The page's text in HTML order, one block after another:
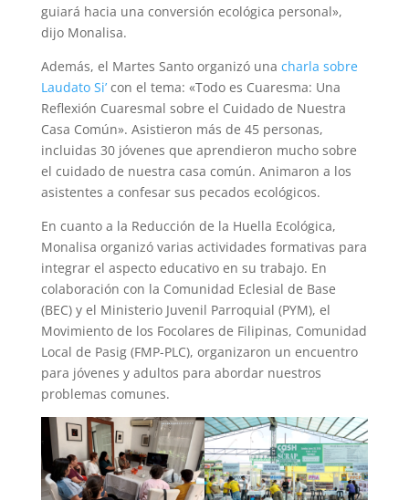
guiará hacia una conversión ecológica personal»,
dijo Monalisa.
Además, el Martes Santo organizó una charla sobre
Laudato Si’con el tema: «Todo es Cuaresma: Una
Reflexión Cuaresmal sobre el Cuidado de Nuestra
Casa Común». Asistieron más de 45 personas,
incluidas 30 jóvenes que aprendieron mucho sobre
el cuidado de nuestra casa común. Animaron a los
asistentes a confesar sus pecados ecológicos.
En cuanto a la Reducción de la Huella Ecológica,
Monalisa organizó varias actividades formativas para
integrar el aspecto educativo en su trabajo. En
colaboración con la Comunidad Eclesial de Base
(BEC) y el Ministerio Juvenil Parroquial (PYM), el
Movimiento de los Focolares de Filipinas, Comunidad
Local de Pasig (FMP-PLC), organizaron un encuentro
para jóvenes y adultos para abordar nuestros
problemas comunes.